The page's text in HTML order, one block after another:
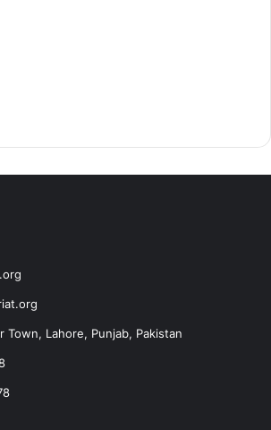
Town, Lahore, Punjab, Pakistan